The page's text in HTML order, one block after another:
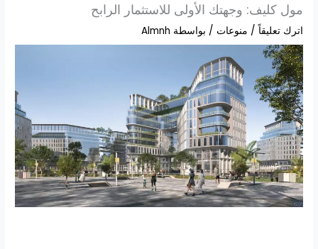
مول كليف: وجهتك الأولى للاستثمار الرابح
اترك تعليقاً / منوعات / بواسطة Almnh